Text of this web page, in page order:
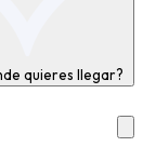
quieres llegar?